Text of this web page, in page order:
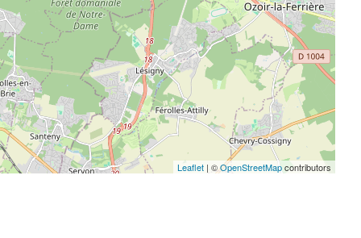
Leaflet | ©OpenStreetMapcontributors